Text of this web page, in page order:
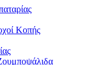
Κοπής